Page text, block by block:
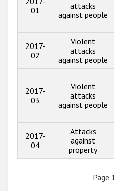
01
attacks
against people
2017-
02
Violent
attacks
against people
2017-
03
Violent
attacks
against people
2017-
04
Attacks
against
property
Page